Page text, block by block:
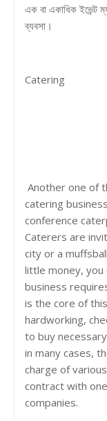
এক বা একাধিক ইভেন্ট
ব্যবসা।
Catering
Another one of
catering
conference
Caterers are
city or a
little money, you
business
is the core of
hardworking,
to buy
in many cases,
charge of
contract with
companies.